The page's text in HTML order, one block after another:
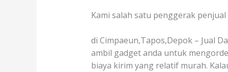
Kami salah satu penggerak
di Cimpaeun,Tapos,Depok – Jual
ambil gadget anda untuk
biaya kirim yang relatif murah.